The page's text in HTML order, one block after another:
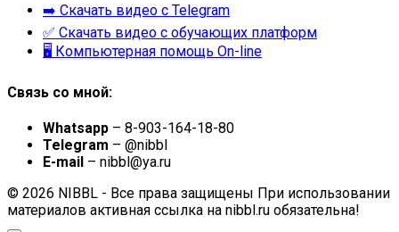
➡️ Скачать видео с Telegram
✅ Скачать видео с обучающих платформ
🖥 Компьютерная помощь On-line
Связь со мной:
Whatsapp – 8-903-164-18-80
Telegram – @nibbl
E-mail – nibbl@ya.ru
© 2026 NIBBL - Все права защищены При использовании
материалов активная ссылка на nibbl.ru обязательна!